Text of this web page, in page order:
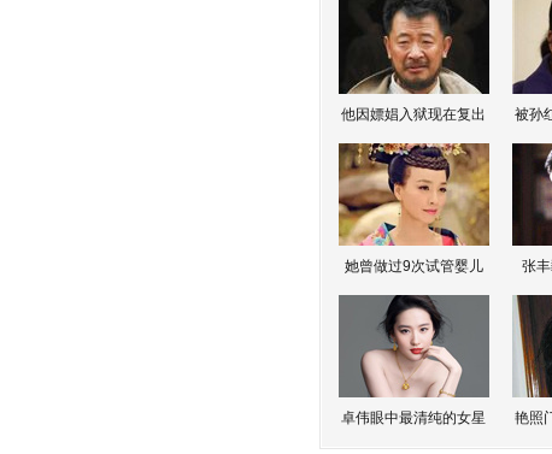
他因嫖娼入狱现在复出 被孙
她曾做过9次试管婴儿 张
卓伟眼中最清纯的女星 艳照